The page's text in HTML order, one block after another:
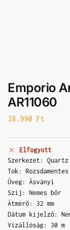
Emporio
AR11060
38.990 Ft
Elfogyott
Szerkezet:
Tok:
Üveg: Ásványi
Szíj: Nemes bőr
Átmérő: 32 mm
Dátum kijelző:
Vízállóság: 30 m